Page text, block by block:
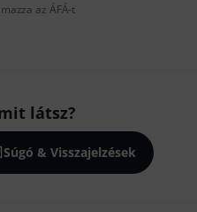
az ÁFÁ-t
látsz?
Súgó & Visszajelzések